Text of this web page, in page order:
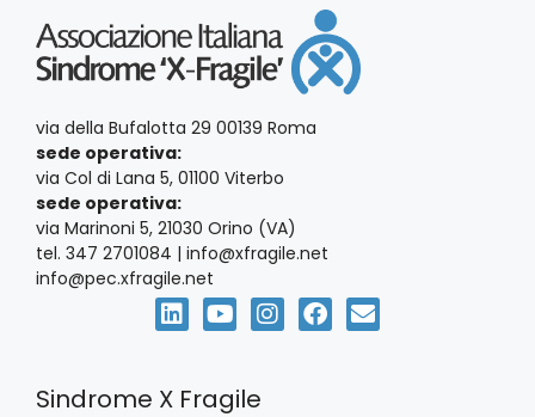
via della Bufalotta 29 00139 Roma
sede operativa:
via Col di Lana 5, 01100 Viterbo
sede operativa:
via Marinoni 5, 21030 Orino (VA)
tel. 347 2701084 | info@xfragile.net
info@pec.xfragile.net
Sindrome X Fragile